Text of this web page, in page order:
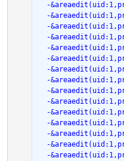
-
-
-
-
-
-
-
-
-
-
-
-
-
-
-